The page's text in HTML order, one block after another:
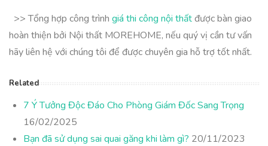
>> Tổng hợp công trình giá thi công nội thấtđược bàn giao
hoàn thiện bởi Nội thất MOREHOME, nếu quý vị cần tư vấn
hãy liên hệ với chúng tôi để được chuyên gia hỗ trợ tốt nhất.
Related
7 Ý Tưởng Độc Đáo Cho Phòng Giám Đốc Sang Trọng
16/02/2025
Bạn đã sử dụng sai quai găng khi làm gì? 20/11/2023